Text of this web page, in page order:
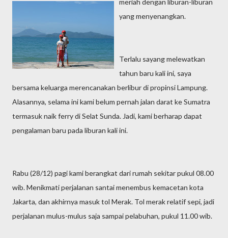
meriah dengan liburan-liburan
yang menyenangkan.
Terlalu sayang melewatkan
tahun baru kali ini, saya
bersama keluarga merencanakan berlibur di propinsi Lampung.
Alasannya, selama ini kami belum pernah jalan darat ke Sumatra
termasuk naik ferry di Selat Sunda. Jadi, kami berharap dapat
pengalaman baru pada liburan kali ini.
Rabu (28/12) pagi kami berangkat dari rumah sekitar pukul 08.00
wib. Menikmati perjalanan santai menembus kemacetan kota
Jakarta, dan akhirnya masuk tol Merak. Tol merak relatif sepi, jadi
perjalanan mulus-mulus saja sampai pelabuhan, pukul 11.00 wib.